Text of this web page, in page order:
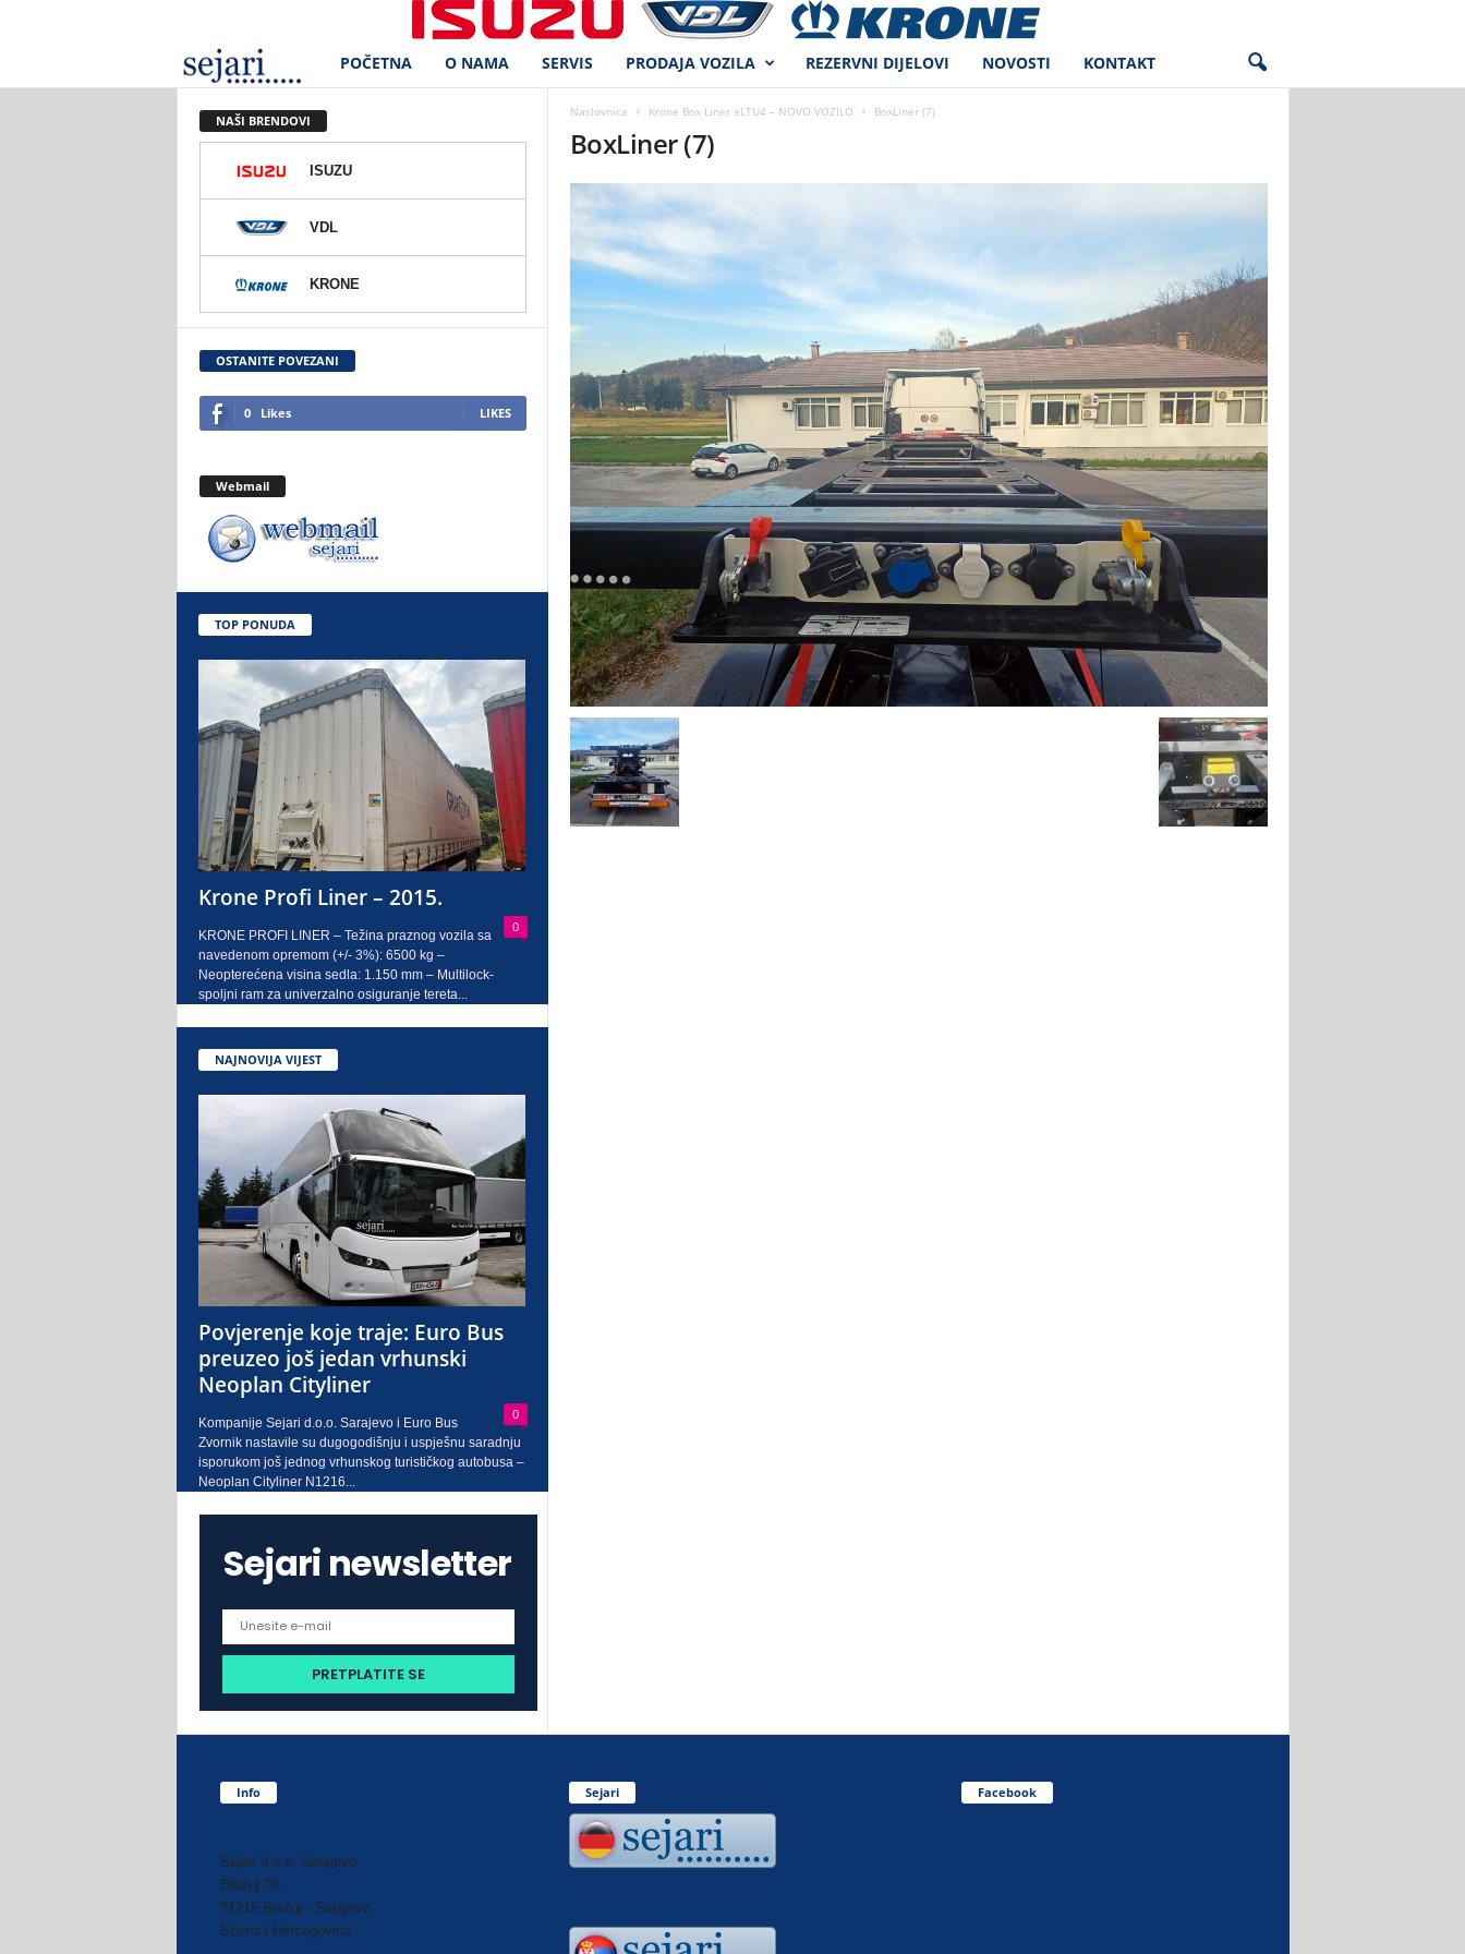
e
r
d
.
o
.
a
j
o
POČETNA O NAMA SERVIS PRODAJA VOZILA REZERVNI DIJELOVI NOVOSTI KONTAKT
Naslovnica Krone Box Liner eLTU4 – NOVO VOZILO BoxLiner (7)
BoxLiner (7)
NAŠI BRENDOVI
ISUZU
VDL
KRONE
OSTANITE POVEZANI
0 Likes LIKES
Webmail
TOP PONUDA
Krone Profi Liner – 2015.
0
KRONE PROFI LINER – Težina praznog vozila sa
navedenom opremom (+/- 3%): 6500 kg –
Neopterećena visina sedla: 1.150 mm – Multilock-
spoljni ram za univerzalno osiguranje tereta...
NAJNOVIJA VIJEST
Povjerenje koje traje: Euro Bus
preuzeo još jedan vrhunski
Neoplan Cityliner
0
Kompanije Sejari d.o.o. Sarajevo i Euro Bus
Zvornik nastavile su dugogodišnju i uspješnu saradnju
isporukom još jednog vrhunskog turističkog autobusa –
Neoplan Cityliner N1216...
Sejari newsletter
Info
Sejari d.o.o. Sarajevo
Blažuj 78,
71215 Blažuj - Sarajevo
Bosna i Hercegovina
Sejari Facebook